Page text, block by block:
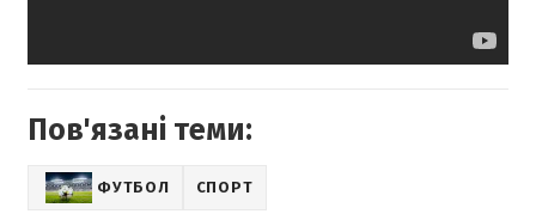
Пов'язані теми:
ФУТБОЛ СПОРТ